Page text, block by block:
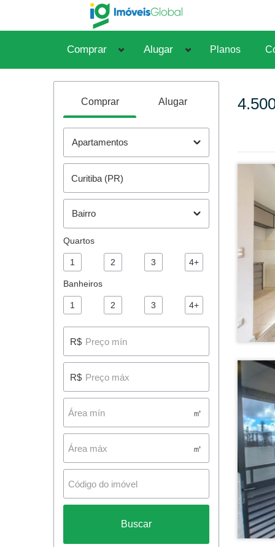
Comprar Alugar Planos
Comprar Alugar
Apartamentos
Bairro
Quartos
1 2 3 4+
Banheiros
1 2 3 4+
R$
R$
㎡
㎡
Buscar